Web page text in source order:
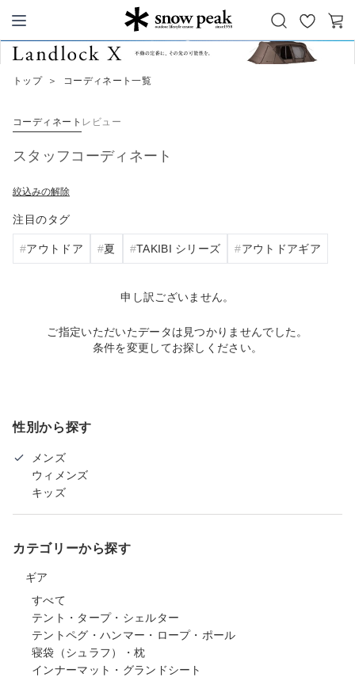
Snow Peak
お
気
カ
トップ ＞ コーディネート一覧
コーディネート レビュー
スタッフコーディネート
絞込みの解除
注目のタグ
アウトドア 夏 TAKIBI シリーズ アウトドアギア
申し訳ございません。
ご指定いただいたデータは見つかりませんでした。
条件を変更してお探しください。
性別から探す
メンズ
ウィメンズ
キッズ
カテゴリーから探す
ギア
すべて
テント・タープ・シェルター
テントペグ・ハンマー・ロープ・ポール
寝袋（シュラフ）・枕
インナーマット・グランドシート